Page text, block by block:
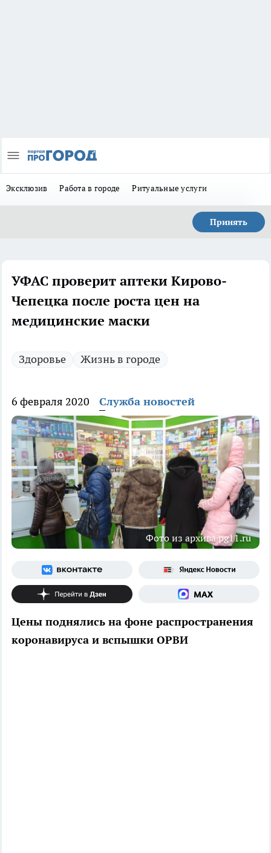
Эксклюзив Работа в городе Ритуальные услуги
Принять
УФАС проверит аптеки Кирово-
Чепецка после роста цен на
медицинские маски
Здоровье Жизнь в городе
6 февраля 2020 Служба новостей
Фото из архива pg11.ru
Цены поднялись на фоне распространения
коронавируса и вспышки ОРВИ